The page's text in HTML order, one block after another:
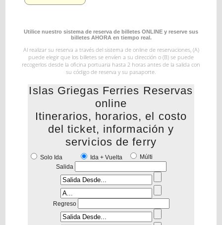
Utilice nuestro sistema de reserva de billetes ONLINE y reserve sus
billetes AHORA en tiempo real.
Al realizar su reserva a través del sistema de online de reservaciones, (A)
puede elegir que los billetes se envíen a su dirección o (B) se puede
recogerlos desde la oficina portuaria hasta 2 horas antes de la salida con
su código de reserva y su pasaporte.
Islas Griegas Ferries Reservas
online
Itinerarios, horarios, el costo
del ticket, información y
servicios de ferry
Solo Ida Ida + Vuelta
Múlti
Salida
Regreso